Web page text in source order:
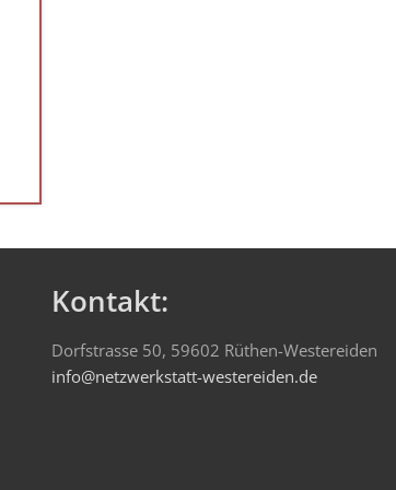
Kontakt:
Dorfstrasse 50, 59602 Rüthen-Westereiden
info@netzwerkstatt-westereiden.de